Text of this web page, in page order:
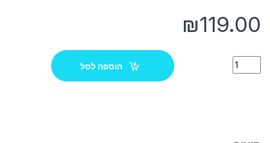
₪119.00
Quantity
הוספה לסל